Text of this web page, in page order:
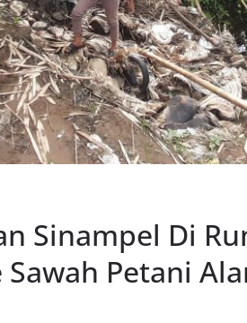
Sinampel Di
Petani